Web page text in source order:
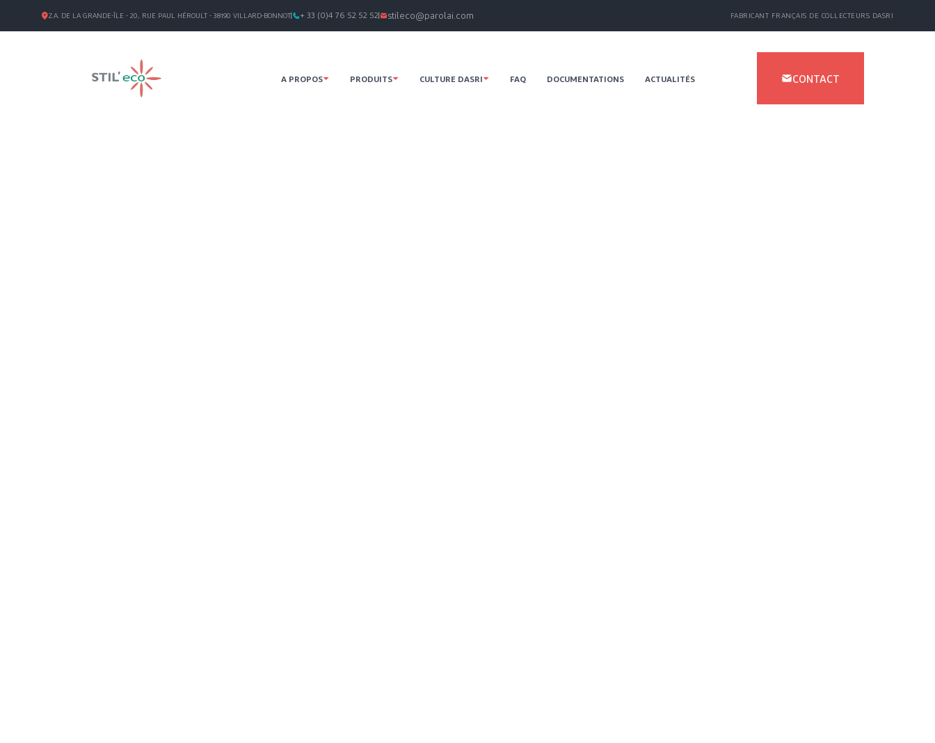
Z.A. DE LA GRANDE-ÎLE - 20, RUE PAUL HÉROULT - 38190 VILLARD-BONNOT + 33 (0)4 76 52 52 52 stileco@parolai.com FABRICANT FRANÇAIS DE COLLECTEURS DASRI
A PROPOS PRODUITS CULTURE DASRI FAQ DOCUMENTATIONS ACTUALITÉS CONTACT